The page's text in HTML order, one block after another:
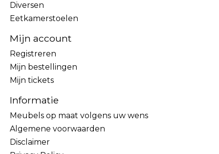
Diversen
Eetkamerstoelen
Mijn account
Registreren
Mijn bestellingen
Mijn tickets
Informatie
Meubels op maat volgens uw wens
Algemene voorwaarden
Disclaimer